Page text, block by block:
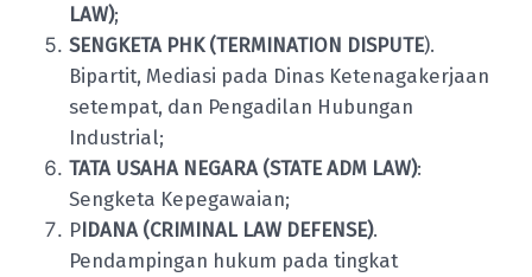
LAW);
SENGKETA PHK (TERMINATION DISPUTE).
Bipartit, Mediasi pada Dinas Ketenagakerjaan
setempat, dan Pengadilan Hubungan
Industrial;
TATA USAHA NEGARA (STATE ADM LAW):
Sengketa Kepegawaian;
PIDANA (CRIMINAL LAW DEFENSE).
Pendampingan hukum pada tingkat